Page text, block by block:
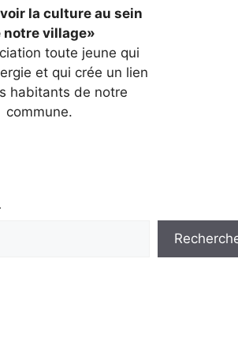
la culture au sein
notre village»
toute jeune qui
et qui crée un lien
habitants de notre
commune.